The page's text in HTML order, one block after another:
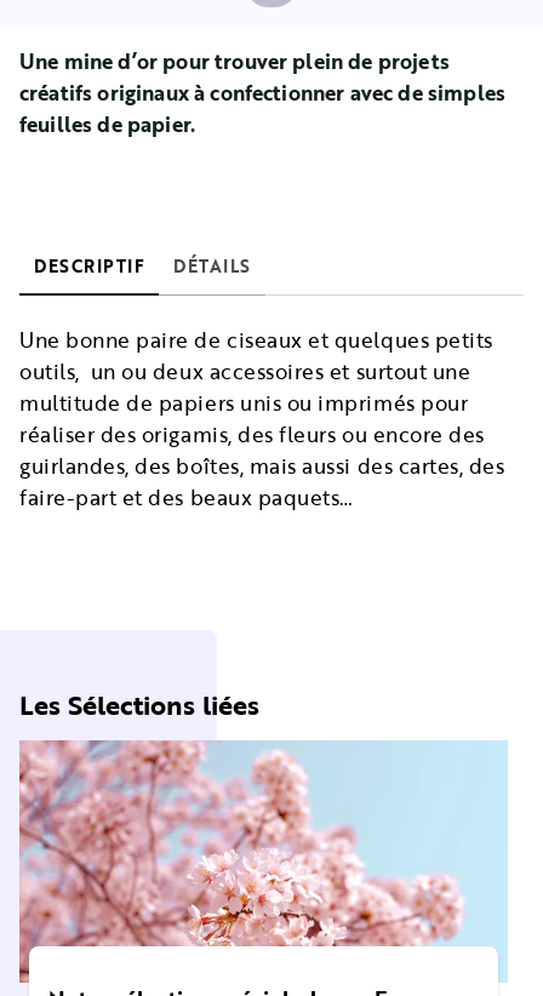
Une mine d’or pour trouver plein de projets
créatifs originaux à confectionner avec de simples
feuilles de papier.
DESCRIPTIF DÉTAILS
Une bonne paire de ciseaux et quelques petits
outils, un ou deux accessoires et surtout une
multitude de papiers unis ou imprimés pour
réaliser des origamis, des fleurs ou encore des
guirlandes, des boîtes, mais aussi des cartes, des
faire-part et des beaux paquets…
Les Sélections liées